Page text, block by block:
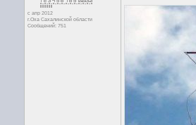
с апр 2012
г.Оха Сахалинской области
Сообщений: 751